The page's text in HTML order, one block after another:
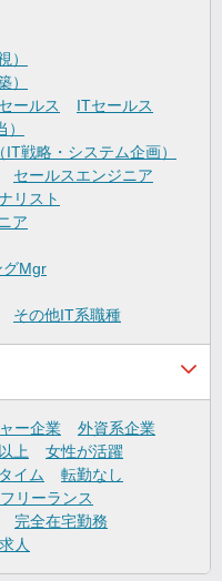
）
）
ールス
ITセールス
IT戦略・システム企画）
セールスエンジニア
リスト
ア
グMgr
その他IT系職種
ー企業
外資系企業
上
女性が活躍
イム
転勤なし
フリーランス
完全在宅勤務
人